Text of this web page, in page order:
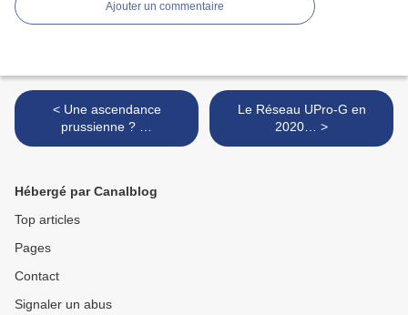
Ajouter un commentaire
< Une ascendance
prussienne ? …
Le Réseau UPro-G en
2020… >
Hébergé par Canalblog
Top articles
Pages
Contact
Signaler un abus